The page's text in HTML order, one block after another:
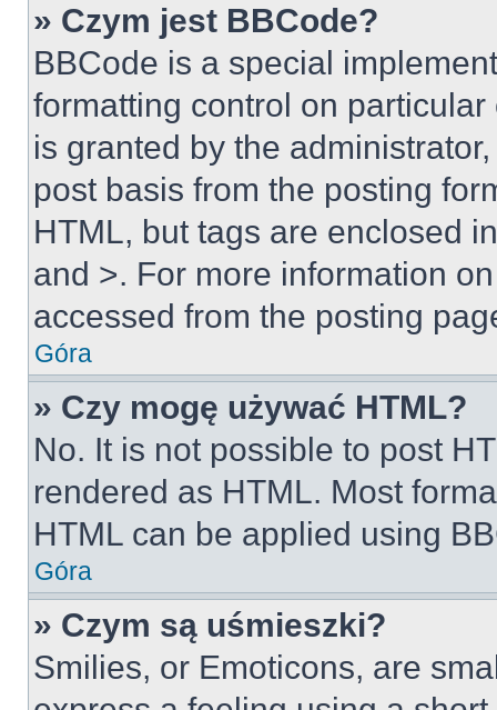
» Czym jest BBCode?
BBCode is a special
formatting control on
is granted by the
post basis from the posting
HTML, but tags are enclosed
and >. For more information
accessed from the posting
Góra
» Czy mogę używać HTML?
No. It is not possible to post
rendered as HTML. Most
HTML can be applied using
Góra
» Czym są uśmieszki?
Smilies, or Emoticons, are